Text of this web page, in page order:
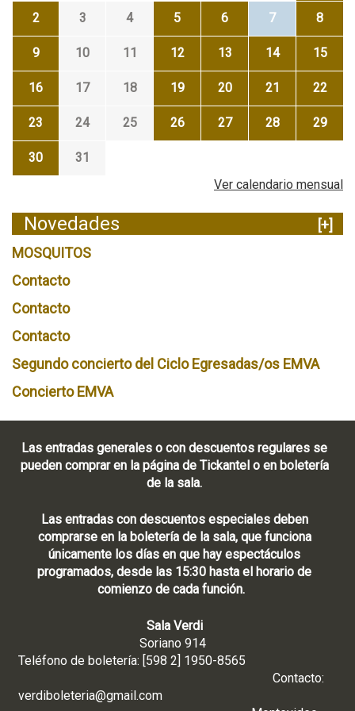
2 3 4 5 6 7 8
9 10 11 12 13 14 15
16 17 18 19 20 21 22
23 24 25 26 27 28 29
30
31
Ver calendario mensual
Novedades
[+]
MOSQUITOS
Contacto
Contacto
Contacto
Segundo concierto del Ciclo Egresadas/os EMVA
Concierto EMVA
Las entradas generales o con descuentos regulares se
pueden comprar en la página de Tickantel o en boletería
de la sala.
Las entradas con descuentos especiales deben
comprarse en la boletería de la sala, que funciona
únicamente los días en que hay espectáculos
programados, desde las 15:30 hasta el horario de
comienzo de cada función.
Sala Verdi
Soriano 914
Teléfono de boletería: [598 2] 1950-8565
Contacto:
verdiboleteria@gmail.com